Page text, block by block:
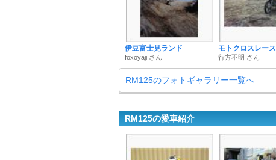
伊豆富士見ランド
foxoyaji さん
モトクロスレース
行方不明 さん
RM125のフォトギャラリー一覧へ
RM125の愛車紹介